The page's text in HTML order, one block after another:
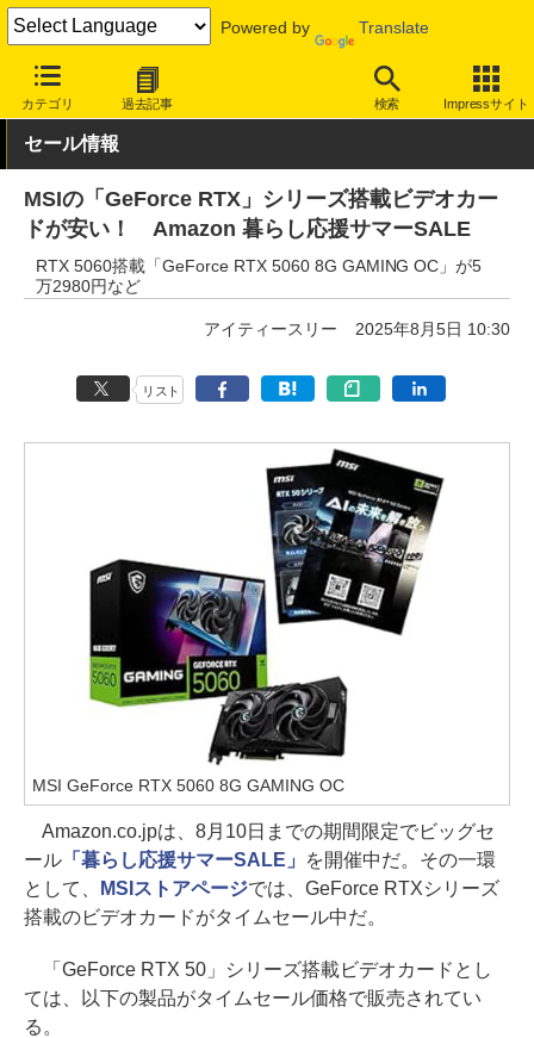
Powered by Translate
カテゴリ 過去記事 検索 Impressサイト
INTERNET Watch セール情報
セール情報
MSIの「GeForce RTX」シリーズ搭載ビデオカー
ドが安い！ Amazon 暮らし応援サマーSALE
RTX 5060搭載「GeForce RTX 5060 8G GAMING OC」が5
万2980円など
アイティースリー 2025年8月5日 10:30
リスト
MSI GeForce RTX 5060 8G GAMING OC
Amazon.co.jpは、8月10日までの期間限定でビッグセ
ール「暮らし応援サマーSALE」
を開催中だ。その一環
として、
MSIストアページでは、GeForce RTXシリーズ
搭載のビデオカードがタイムセール中だ。
「GeForce RTX 50」シリーズ搭載ビデオカードとし
ては、以下の製品がタイムセール価格で販売されてい
る。